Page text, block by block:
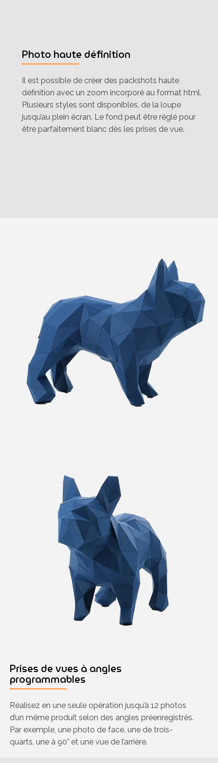
Photo haute définition
Il est possible de créer des packshots haute
définition avec un zoom incorporé au format html.
Plusieurs styles sont disponibles, de la loupe
jusqu’au plein écran. Le fond peut être réglé pour
être parfaitement blanc dès les prises de vue.
Prises de vues à angles
programmables
Réalisez en une seule opération jusqu’à 12 photos
d’un même produit selon des angles préenregistrés.
Par exemple, une photo de face, une de trois-
quarts, une à 90° et une vue de l’arrière.